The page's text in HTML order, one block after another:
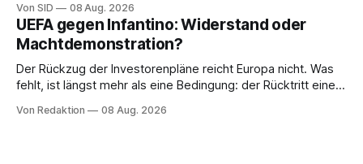
Von SID 08 Aug. 2026
UEFA gegen Infantino: Widerstand oder
Machtdemonstration?
Der Rückzug der Investorenpläne reicht Europa nicht. Was
fehlt, ist längst mehr als eine Bedingung: der Rücktritt eines
Von Redaktion 08 Aug. 2026